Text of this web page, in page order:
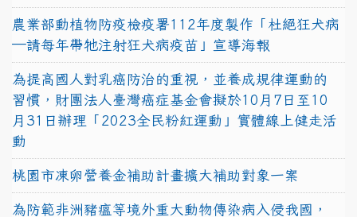
農業部動植物防疫檢疫署112年度製作「杜絕狂犬病
—請每年帶牠注射狂犬病疫苗」宣導海報
為提高國人對乳癌防治的重視，並養成規律運動的
習慣，財團法人臺灣癌症基金會擬於10月7日至10
月31日辦理「2023全民粉紅運動」實體線上健走活
動
桃園市凍卵營養金補助計畫擴大補助對象一案
為防範非洲豬瘟等境外重大動物傳染病入侵我國，